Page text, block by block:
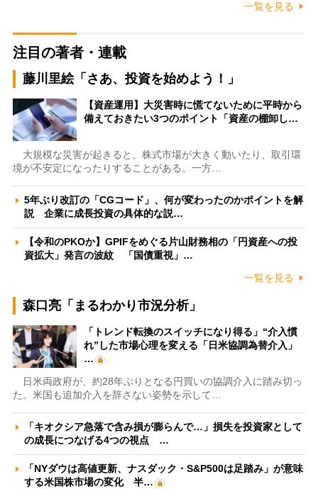
一覧を見る
注目の著者・連載
藤川里絵「さあ、投資を始めよう！」
【資産運用】大災害時に慌てないために平時から
備えておきたい3つのポイント「資産の棚卸し…
大規模な災害が起きると、株式市場が大きく動いたり、取引環
境が不安定になったりすることがある。一方…
5年ぶり改訂の「CGコード」、何が変わったのかポイントを解
説 企業に成長投資の具体的な説…
【令和のPKOか】GPIFをめぐる片山財務相の「円資産への投
資拡大」発言の波紋 「国債重視」…
一覧を見る
森口亮「まるわかり市況分析」
「トレンド転換のスイッチになり得る」“介入慣
れ”した市場心理を変える「日米協調為替介入」
…
日米両政府が、約28年ぶりとなる円買いの協調介入に踏み切っ
た。米国も追加介入を辞さない姿勢を示して…
「キオクシア急落で含み損が膨らんで…」損失を投資家として
の成長につなげる4つの視点 …
「NYダウは高値更新、ナスダック・S&P500は足踏み」が意味
する米国株市場の変化 半…